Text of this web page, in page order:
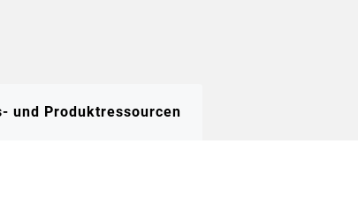
und Produktressourcen